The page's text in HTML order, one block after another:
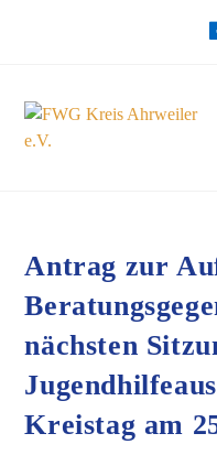
Antrag zur
nächsten
Kreistag am